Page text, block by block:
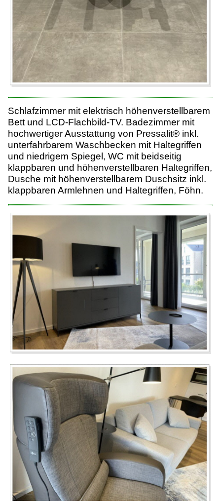
Schlafzimmer mit elektrisch höhenverstellbarem
Bett und LCD-Flachbild-TV. Badezimmer mit
hochwertiger Ausstattung von Pressalit® inkl.
unterfahrbarem Waschbecken mit Haltegriffen
und niedrigem Spiegel, WC mit beidseitig
klappbaren und höhenverstellbaren Haltegriffen,
Dusche mit höhenverstellbarem Duschsitz inkl.
klappbaren Armlehnen und Haltegriffen, Föhn.